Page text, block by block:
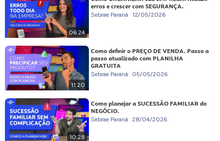
06:24
erros e crescer com SEGURANÇA.
Sebrae Paraná 12/05/2026
11:20
Como definir o PREÇO DE VENDA. Passo a
passo atualizado com PLANILHA
GRATUITA
Sebrae Paraná 05/05/2026
10:28
Como planejar a SUCESSÃO FAMILIAR do
NEGÓCIO.
Sebrae Paraná 28/04/2026